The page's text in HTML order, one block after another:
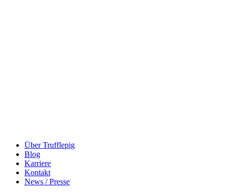
Über Trufflepig
Blog
Karriere
Kontakt
News / Presse